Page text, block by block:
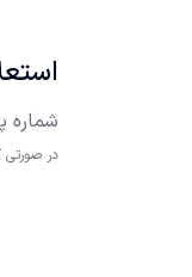
شماره
در صورتی